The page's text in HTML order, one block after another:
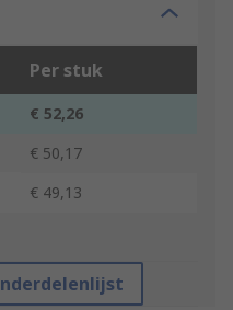
Per stuk
€ 52,26
€ 50,17
€ 49,13